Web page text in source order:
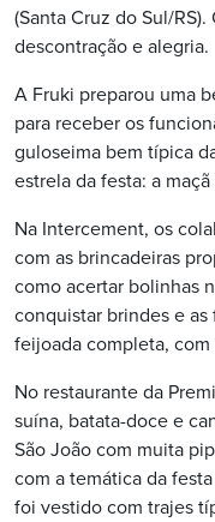
(Santa Cruz do Sul/
descontração e alegria.
A Fruki preparou uma
para receber os
guloseima bem típica
estrela da festa: a maçã
Na Intercement, os
com as brincadeiras
como acertar bolinhas
conquistar brindes e as
feijoada completa,
No restaurante da
suína, batata-doce e
São João com muita
com a temática da
foi vestido com trajes